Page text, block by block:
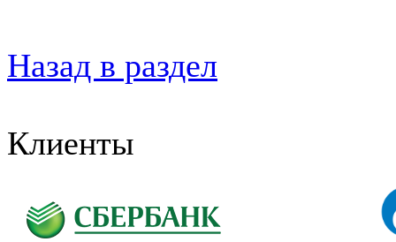
Назад в раздел
Клиенты